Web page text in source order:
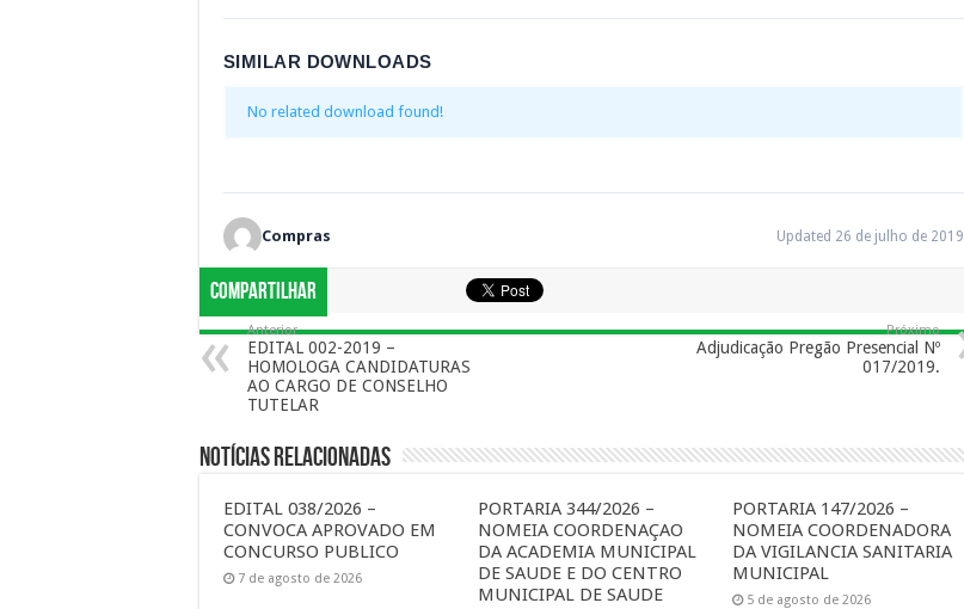
SIMILAR DOWNLOADS
No related download found!
Compras Updated 26 de julho de 2019
Compartilhar
Anterior
EDITAL 002-2019 –
HOMOLOGA CANDIDATURAS
AO CARGO DE CONSELHO
TUTELAR
Próximo
Adjudicação Pregão Presencial Nº
017/2019.
Notícias Relacionadas
EDITAL 038/2026 –
CONVOCA APROVADO EM
CONCURSO PUBLICO
7 de agosto de 2026
PORTARIA 344/2026 –
NOMEIA COORDENAÇAO
DA ACADEMIA MUNICIPAL
DE SAUDE E DO CENTRO
MUNICIPAL DE SAUDE
PORTARIA 147/2026 –
NOMEIA COORDENADORA
DA VIGILANCIA SANITARIA
MUNICIPAL
5 de agosto de 2026